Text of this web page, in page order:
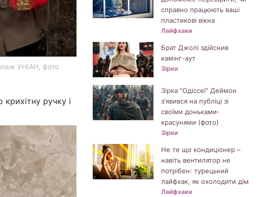
УНІАН, фото
ручку і
справно працюють ваші
пластикові вікна
Лайфхаки
Брат Джолі здійснив
камінг-аут
Зірки
Зірка "Одіссеї" Деймон
з'явився на публіці зі
своїми доньками-
красунями (фото)
Зірки
Не те що кондиціонер –
навіть вентилятор не
потрібен: турецький
лайфхак, як охолодити дім
Лайфхаки